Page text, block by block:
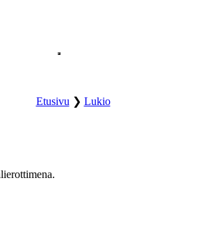
Etusivu ❯ Lukio